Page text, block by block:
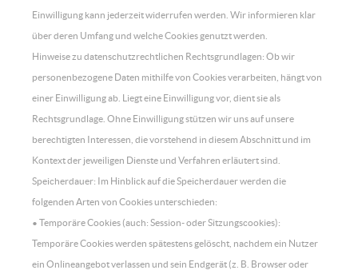
Einwilligung kann jederzeit widerrufen werden. Wir informieren klar
über deren Umfang und welche Cookies genutzt werden.
Hinweise zu datenschutzrechtlichen Rechtsgrundlagen: Ob wir
personenbezogene Daten mithilfe von Cookies verarbeiten, hängt von
einer Einwilligung ab. Liegt eine Einwilligung vor, dient sie als
Rechtsgrundlage. Ohne Einwilligung stützen wir uns auf unsere
berechtigten Interessen, die vorstehend in diesem Abschnitt und im
Kontext der jeweiligen Dienste und Verfahren erläutert sind.
Speicherdauer: Im Hinblick auf die Speicherdauer werden die
folgenden Arten von Cookies unterschieden:
• Temporäre Cookies (auch: Session- oder Sitzungscookies):
Temporäre Cookies werden spätestens gelöscht, nachdem ein Nutzer
ein Onlineangebot verlassen und sein Endgerät (z. B. Browser oder